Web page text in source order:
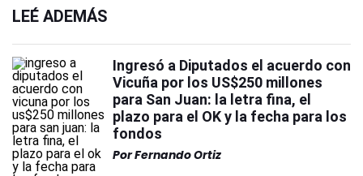
LEÉ ADEMÁS
Ingresó a Diputados el acuerdo con
Vicuña por los US$250 millones
para San Juan: la letra fina, el
plazo para el OK y la fecha para los
fondos
PorFernando Ortiz